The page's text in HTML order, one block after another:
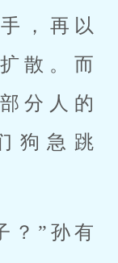
，再以
散。而
分人的
狗急跳
？”孙有